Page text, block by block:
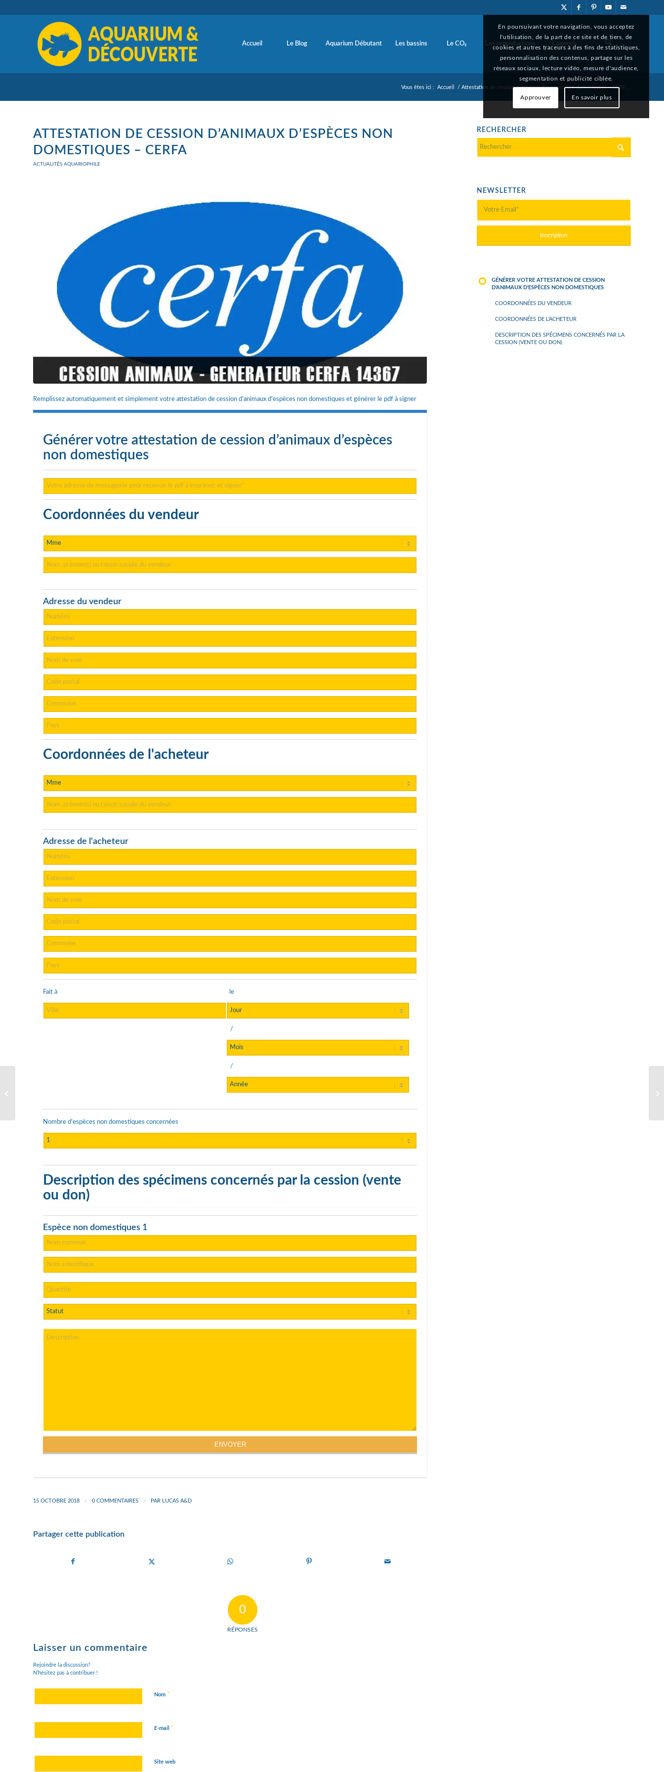
Accueil Le Blog Aquarium Débutant Les bassins Le CO₂ Les reproductions L’agenda
Vous êtes ici : Accueil / Attestation de cession d’animaux d’espèces non domestiques – CERF...
ATTESTATION DE CESSION D’ANIMAUX D’ESPÈCES NON
DOMESTIQUES – CERFA
ACTUALITÉS AQUARIOPHILE
Remplissez automatiquement et simplement votre attestation de cession d’animaux d’espèces non domestiques et générer le pdf à signer
Générer votre attestation de cession d’animaux d’espèces
non domestiques
Coordonnées du vendeur
Adresse du vendeur
Coordonnées de l'acheteur
Adresse de l'acheteur
Fait à le
/
/
Nombre d’espèces non domestiques concernées
Description des spécimens concernés par la cession (vente
ou don)
Espèce non domestiques 1
15 OCTOBRE 2018 / 0 COMMENTAIRES / PAR LUCAS A&D
Partager cette publication
0
RÉPONSES
Laisser un commentaire
Rejoindre la discussion?
N’hésitez pas à contribuer !
Nom *
E-mail *
Site web
RECHERCHER
NEWSLETTER
GÉNÉRER VOTRE ATTESTATION DE CESSION
D’ANIMAUX D’ESPÈCES NON DOMESTIQUES
COORDONNÉES DU VENDEUR
COORDONNÉES DE L'ACHETEUR
DESCRIPTION DES SPÉCIMENS CONCERNÉS PAR LA
CESSION (VENTE OU DON)
En poursuivant votre navigation, vous acceptez
l'utilisation, de la part de ce site et de tiers, de
cookies et autres traceurs à des fins de statistiques,
personnalisation des contenus, partage sur les
réseaux sociaux, lecture vidéo, mesure d'audience,
segmentation et publicité ciblée.
Approuver En savoir plus